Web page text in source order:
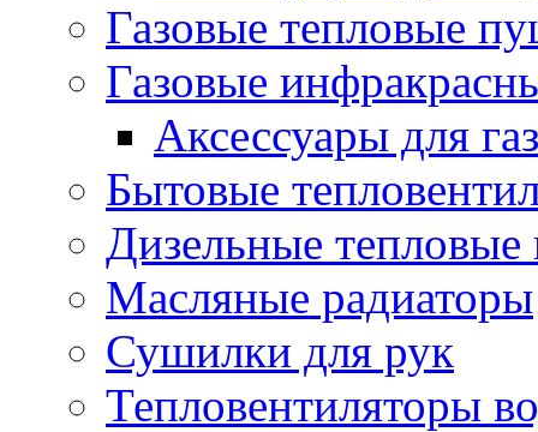
Газовые тепловые
Газовые
Аксессуары для
Бытовые
Дизельные
Масляные радиаторы
Сушилки для рук
Тепловентиляторы